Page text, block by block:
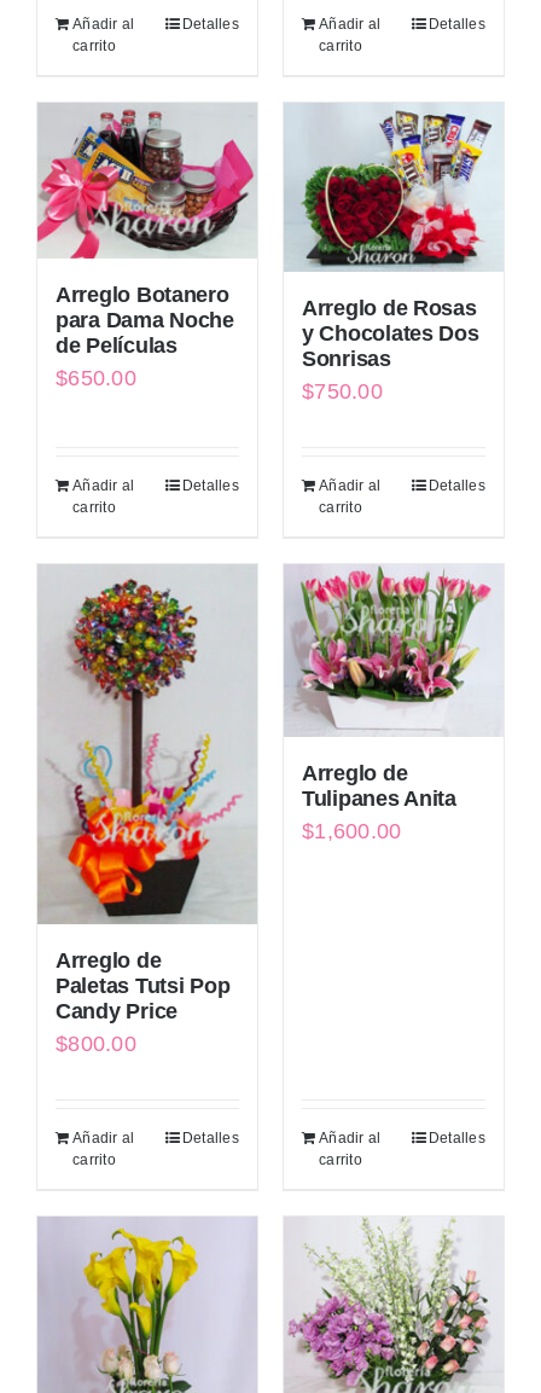
Añadir al
carrito
Detalles
Añadir al
carrito
Detalles
Arreglo Botanero
para Dama Noche
de Películas
$650.00
Añadir al
carrito
Detalles
Arreglo de Rosas
y Chocolates Dos
Sonrisas
$750.00
Añadir al
carrito
Detalles
Arreglo de
Paletas Tutsi Pop
Candy Price
$800.00
Añadir al
carrito
Detalles
Arreglo de
Tulipanes Anita
$1,600.00
Añadir al
carrito
Detalles